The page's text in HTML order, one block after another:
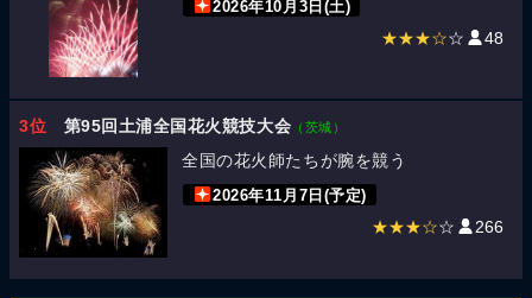
2026年10月3日(土)
★★★☆☆ 48
3位 第95回土浦全国花火競技大会 （茨城）
全国の花火師たちが腕を競う
2026年11月7日(予定)
★★★☆☆ 266